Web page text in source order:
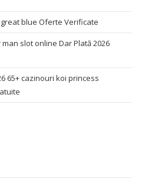
blue Oferte Verificate
slot online Dar Plată 2026
65+ cazinouri koi princess